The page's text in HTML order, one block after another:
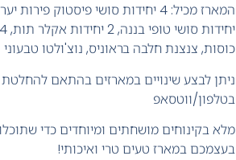
כוסות, צנצנת חלבה בראוניס, נוצ'ולטו טבעוני
ניתן לבצע שינויים במארזים בהתאם
בטלפון/ווטסאפ
מלא בקינוחים מושחתים ומיוחדים כדי
בעצמכם במארז טעים טרי ואיכותי!